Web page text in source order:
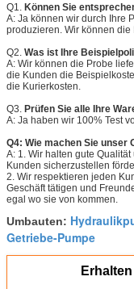
Q1. Können Sie
A: Ja können wir durch Ihre
produzieren. Wir können
Q2. Was ist Ihre
A: Wir können die Probe
die Kunden die
die Kurierkosten.
Q3. Prüfen Sie alle Ihre
A: Ja haben wir 100% Test
Q4: Wie machen Sie unser
A: 1. Wir halten gute
Kunden sicherzustellen
2. Wir respektieren jeden
Geschäft tätigen und
egal wo sie von kommen.
Umbauten:
Getriebe-Pumpe